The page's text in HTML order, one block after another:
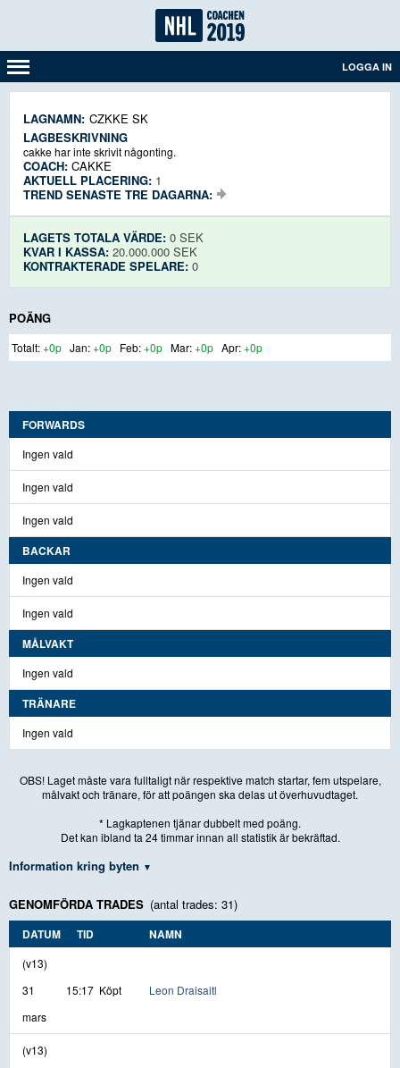
LOGGA IN
LAGNAMN: CZKKE SK
LAGBESKRIVNING
cakke har inte skrivit någonting.
COACH: CAKKE
AKTUELL PLACERING: 1
TREND SENASTE TRE DAGARNA:
LAGETS TOTALA VÄRDE: 0 SEK
KVAR I KASSA: 20.000.000 SEK
KONTRAKTERADE SPELARE: 0
POÄNG
+0p +0p +0p +0p +0p
FORWARDS
Ingen vald
Ingen vald
Ingen vald
BACKAR
Ingen vald
Ingen vald
MÅLVAKT
Ingen vald
TRÄNARE
Ingen vald
OBS! Laget måste vara fulltaligt när respektive match startar, fem utspelare,
målvakt och tränare, för att poängen ska delas ut överhuvudtaget.
* Lagkaptenen tjänar dubbelt med poäng.
Det kan ibland ta 24 timmar innan all statistik är bekräftad.
Information kring byten
GENOMFÖRDA TRADES (antal trades: 31)
DATUM TID NAMN
(v13)
31
mars
15:17 Köpt Leon Draisaitl
(v13)